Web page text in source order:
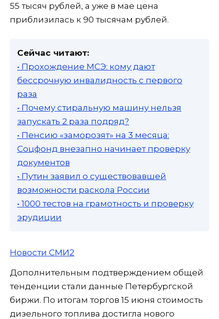
55 тысяч рублей, а уже в мае цена
приблизилась к 90 тысячам рублей.
Сейчас читают:
• Прохождение МСЭ: кому дают
бессрочную инвалидность с первого
раза
• Почему стиральную машину нельзя
запускать 2 раза подряд?
• Пенсию «заморозят» на 3 месяца:
Соцфонд внезапно начинает проверку
документов
• Путин заявил о существовавшей
возможности раскола России
• 1000 тестов на грамотность и проверку
эрудиции
Новости СМИ2
Дополнительным подтверждением общей
тенденции стали данные Петербургской
биржи. По итогам торгов 15 июня стоимость
дизельного топлива достигла нового